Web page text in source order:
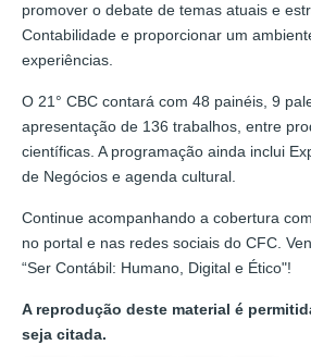
promover o debate de temas atuais e
Contabilidade e proporcionar um
experiências.
O 21° CBC contará com 48 painéis, 9
apresentação de 136 trabalhos, entre
científicas. A programação ainda inclui
de Negócios e agenda cultural.
Continue acompanhando a cobertura
no portal e nas redes sociais do CFC.
“Ser Contábil: Humano, Digital e Ético"!
A reprodução deste material é
seja citada.